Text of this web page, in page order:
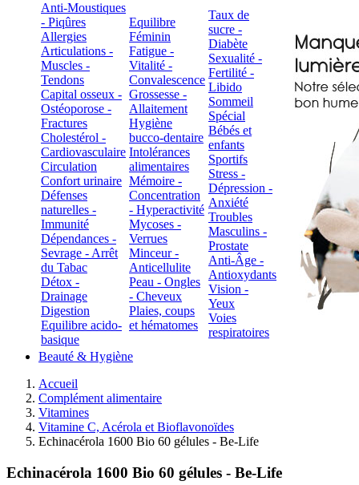
Anti-Moustiques
- Piqûres
Allergies
Articulations -
Muscles -
Tendons
Capital osseux -
Ostéoporose -
Fractures
Cholestérol -
Cardiovasculaire
Circulation
Confort urinaire
Défenses
naturelles -
Immunité
Dépendances -
Sevrage - Arrêt
du Tabac
Détox -
Drainage
Digestion
Equilibre acido-
basique
Equilibre
Féminin
Fatigue -
Vitalité -
Convalescence
Grossesse -
Allaitement
Hygiène
bucco-dentaire
Intolérances
alimentaires
Mémoire -
Concentration
- Hyperactivité
Mycoses -
Verrues
Minceur -
Anticellulite
Peau - Ongles
- Cheveux
Plaies, coups
et hématomes
Taux de
sucre -
Diabète
Sexualité -
Fertilité -
Libido
Sommeil
Spécial
Bébés et
enfants
Sportifs
Stress -
Dépression -
Anxiété
Troubles
Masculins -
Prostate
Anti-Âge -
Antioxydants
Vision -
Yeux
Voies
respiratoires
Beauté & Hygiène
Accueil
Complément alimentaire
Vitamines
Vitamine C, Acérola et Bioflavonoïdes
Echinacérola 1600 Bio 60 gélules - Be-Life
Echinacérola 1600 Bio 60 gélules - Be-Life